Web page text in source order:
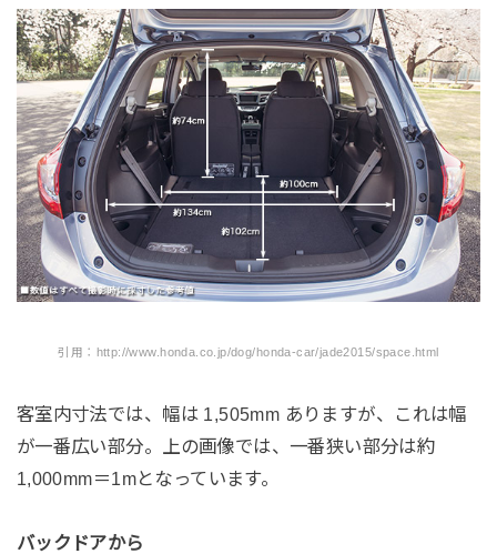
引用：http://www.honda.co.jp/dog/honda-car/jade2015/space.html
客室内寸法では、幅は 1,505mm ありますが、これは幅
が一番広い部分。上の画像では、一番狭い部分は約
1,000mm＝1mとなっています。
バックドアから